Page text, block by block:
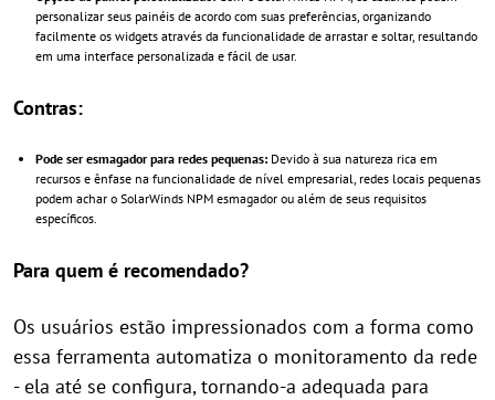
personalizar seus painéis de acordo com suas preferências, organizando
facilmente os widgets através da funcionalidade de arrastar e soltar, resultando
em uma interface personalizada e fácil de usar.
Contras:
Pode ser esmagador para redes pequenas: Devido à sua natureza rica em
recursos e ênfase na funcionalidade de nível empresarial, redes locais pequenas
podem achar o SolarWinds NPM esmagador ou além de seus requisitos
específicos.
Para quem é recomendado?
Os usuários estão impressionados com a forma como
essa ferramenta automatiza o monitoramento da rede
- ela até se configura, tornando-a adequada para